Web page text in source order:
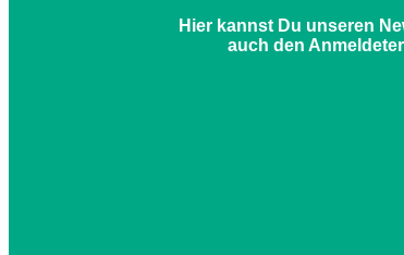
Hier kannst Du unseren
auch den